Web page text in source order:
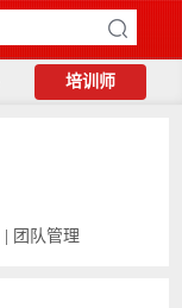
培训师
团队管理